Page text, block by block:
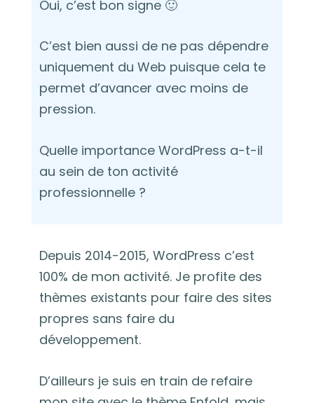
Oui, c’est bon signe 🙂
C’est bien aussi de ne pas dépendre
uniquement du Web puisque cela te
permet d’avancer avec moins de
pression.
Quelle importance WordPress a-t-il
au sein de ton activité
professionnelle ?
Depuis 2014-2015, WordPress c’est
100% de mon activité. Je profite des
thèmes existants pour faire des sites
propres sans faire du
développement.
D’ailleurs je suis en train de refaire